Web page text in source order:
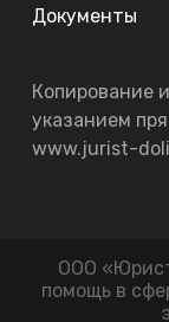
Документы
Копирование
указанием
www.jurist-
ООО
помощь в